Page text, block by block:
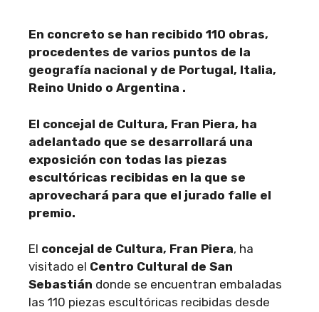
En concreto se han recibido 110 obras,
procedentes de varios puntos de la
geografía nacional y de Portugal, Italia,
Reino Unido o Argentina .
El concejal de Cultura, Fran Piera, ha
adelantado que se desarrollará una
exposición con todas las piezas
escultóricas recibidas en la que se
aprovechará para que el jurado falle el
premio.
El concejal de Cultura, Fran Piera, ha
visitado el Centro Cultural de San
Sebastián donde se encuentran embaladas
las 110 piezas escultóricas recibidas desde